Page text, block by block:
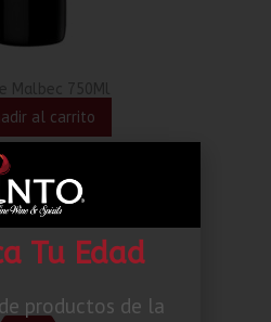
al carrito
Tu Edad
productos de la